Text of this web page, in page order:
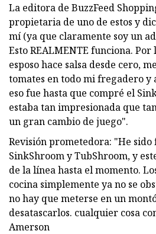
La editora de BuzzFeed
propietaria de uno de estos y
mí (ya que claramente soy un
Esto REALMENTE funciona.
esposo hace salsa desde cero,
tomates en todo mi fregadero y
eso fue hasta que compré el
estaba tan impresionada que
un gran cambio de juego".
Revisión prometedora: "He sido
SinkShroom y TubShroom, y
de la línea hasta el momento.
cocina simplemente ya no se
no hay que meterse en un
desatascarlos. cualquier cosa
Amerson